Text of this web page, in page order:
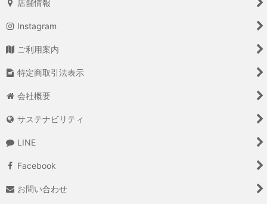
店舗情報
Instagram
ご利用案内
特定商取引法表示
会社概要
サステナビリティ
LINE
Facebook
お問い合わせ